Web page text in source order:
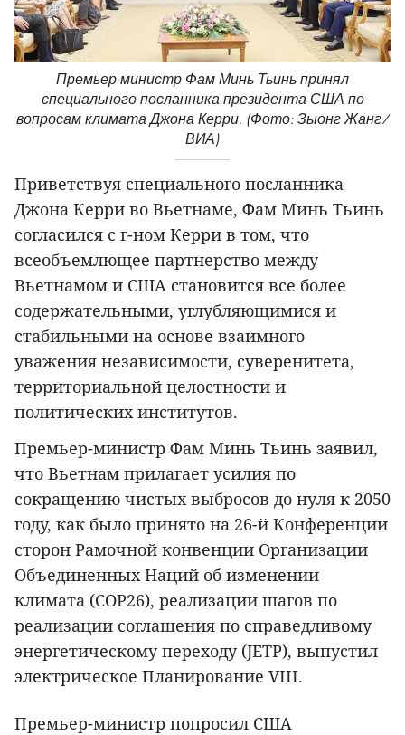
Премьер-министр Фам Минь Тьинь принял
специального посланника президента США по
вопросам климата Джона Керри. (Фото: Зыонг Жанг/
ВИА)
Приветствуя специального посланника
Джона Керри во Вьетнаме, Фам Минь Тьинь
согласился с г-ном Керри в том, что
всеобъемлющее партнерство между
Вьетнамом и США становится все более
содержательными, углубляющимися и
стабильными на основе взаимного
уважения независимости, суверенитета,
территориальной целостности и
политических институтов.
Премьер-министр Фам Минь Тьинь заявил,
что Вьетнам прилагает усилия по
сокращению чистых выбросов до нуля к 2050
году, как было принято на 26-й Конференции
сторон Рамочной конвенции Организации
Объединенных Наций об изменении
климата (COP26), реализации шагов по
реализации соглашения по справедливому
энергетическому переходу (JETP), выпустил
электрическое Планирование VIII.
Премьер-министр попросил США